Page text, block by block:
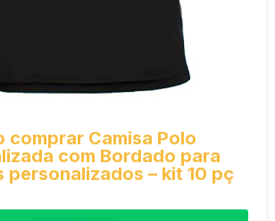
comprar Camisa Polo
com Bordado para
personalizados – kit 10 pç